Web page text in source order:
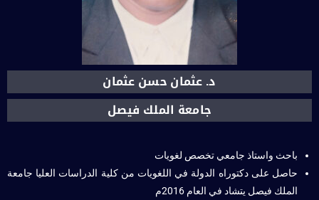
د. عثمان حسن عثمان
جامعة الملك فيصل
باحث واستاذ جامعي تخصص لغويات
حاصل على دكتوراه الدولة في اللغويات من كلية الدراسات العليا جامعة
الملك فيصل يتشاد في العام 2016م